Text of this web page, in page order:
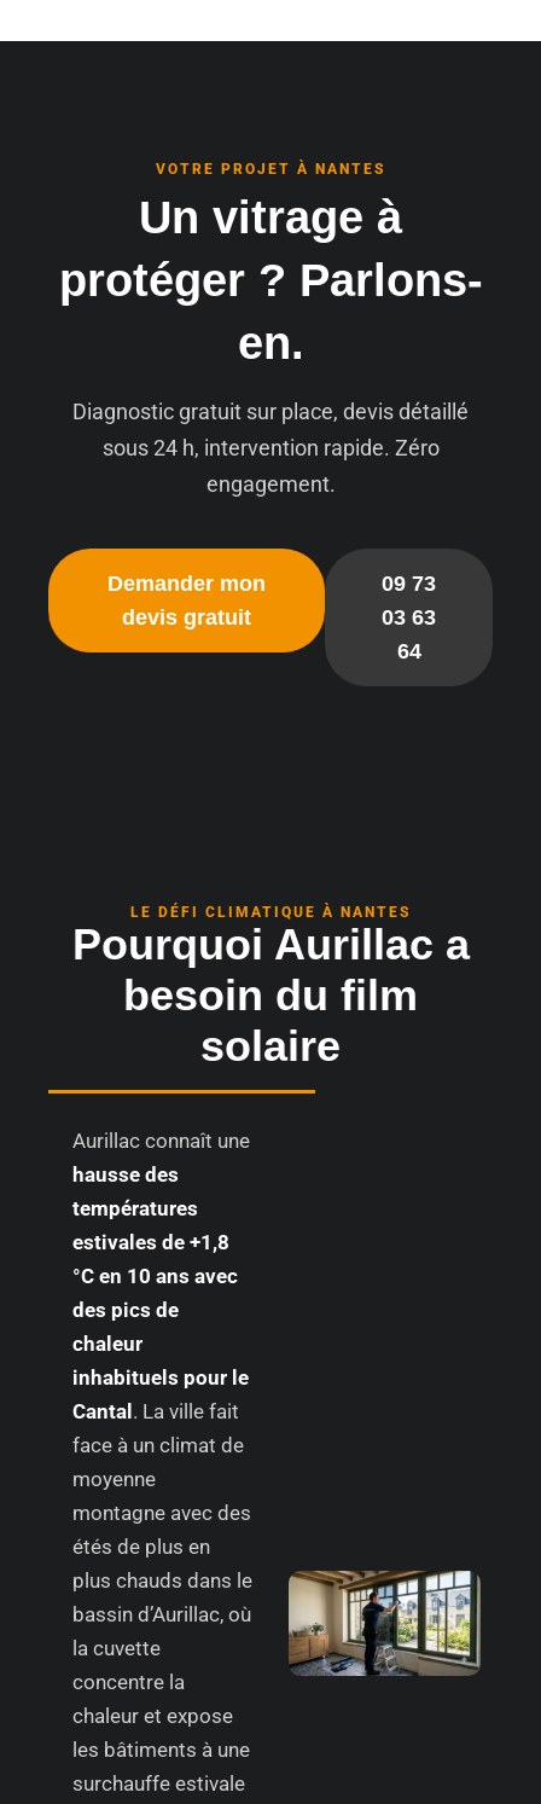
VOTRE PROJET À NANTES
Un vitrage à
protéger ? Parlons-
en.
Diagnostic gratuit sur place, devis détaillé
sous 24 h, intervention rapide. Zéro
engagement.
Demander mon
devis gratuit
09 73
03 63
64
LE DÉFI CLIMATIQUE À NANTES
Pourquoi Aurillac a
besoin du film
solaire
Aurillac connaît une
hausse des
températures
estivales de +1,8
°C en 10 ans avec
des pics de
chaleur
inhabituels pour le
Cantal . La ville fait
face à un climat de
moyenne
montagne avec des
étés de plus en
plus chauds dans le
bassin d’Aurillac, où
la cuvette
concentre la
chaleur et expose
les bâtiments à une
surchauffe estivale